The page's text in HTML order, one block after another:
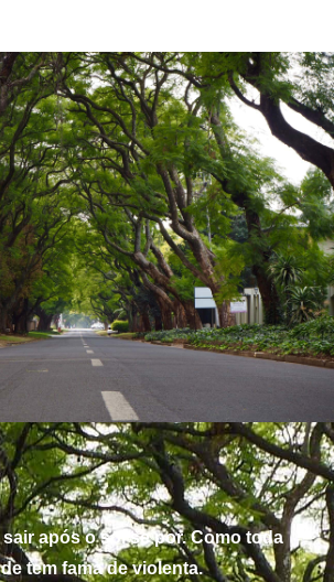
após o sol se por. Como toda
tem fama de violenta.